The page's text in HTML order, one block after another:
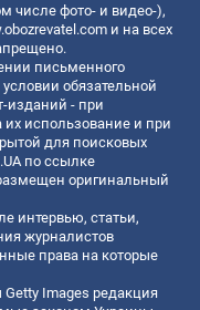
числе фото- и видео-),
и на всех
письменного
обязательной
изданий - при
использование и при
для поисковых
по ссылке
оригинальный
интервью, статьи,
журналистов
права на которые
Images редакция